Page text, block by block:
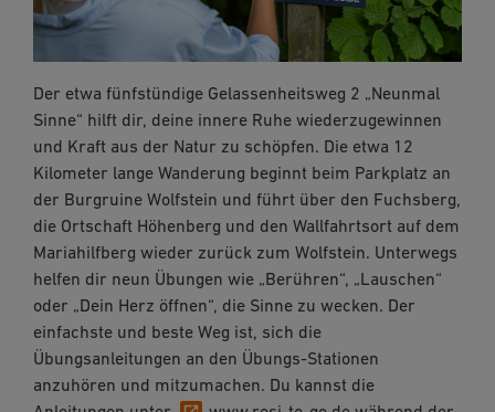
Der etwa fünfstündige Gelassenheitsweg 2 „Neunmal
Sinne“ hilft dir, deine innere Ruhe wiederzugewinnen
und Kraft aus der Natur zu schöpfen. Die etwa 12
Kilometer lange Wanderung beginnt beim Parkplatz an
der Burgruine Wolfstein und führt über den Fuchsberg,
die Ortschaft Höhenberg und den Wallfahrtsort auf dem
Mariahilfberg wieder zurück zum Wolfstein. Unterwegs
helfen dir neun Übungen wie „Berühren“, „Lauschen“
oder „Dein Herz öffnen“, die Sinne zu wecken. Der
einfachste und beste Weg ist, sich die
Übungsanleitungen an den Übungs-Stationen
anzuhören und mitzumachen. Du kannst die